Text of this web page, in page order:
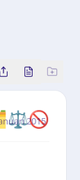
source
Share this
Bekijk
⚖️🚫
2015